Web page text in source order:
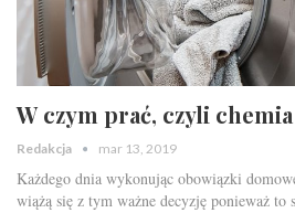
W czym prać, czyli
Redakcja mar 13, 2019
Każdego dnia wykonując obowiązki
wiążą się z tym ważne decyzję ponieważ to